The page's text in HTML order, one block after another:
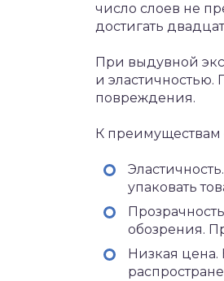
число слоев не
достигать
При выдувной
и эластичностью.
повреждения.
К преимуществам
упаковать
обозрения.
Низкая цена.